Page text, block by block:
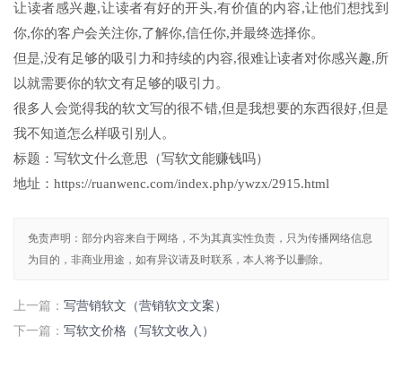
让读者感兴趣,让读者有好的开头,有价值的内容,让他们想找到
你,你的客户会关注你,了解你,信任你,并最终选择你。
但是,没有足够的吸引力和持续的内容,很难让读者对你感兴趣,所
以就需要你的软文有足够的吸引力。
很多人会觉得我的软文写的很不错,但是我想要的东西很好,但是
我不知道怎么样吸引别人。
标题：写软文什么意思（写软文能赚钱吗）
地址：https://ruanwenc.com/index.php/ywzx/2915.html
免责声明：部分内容来自于网络，不为其真实性负责，只为传播网络信息
为目的，非商业用途，如有异议请及时联系，本人将予以删除。
上一篇： 写营销软文（营销软文文案）
下一篇： 写软文价格（写软文收入）